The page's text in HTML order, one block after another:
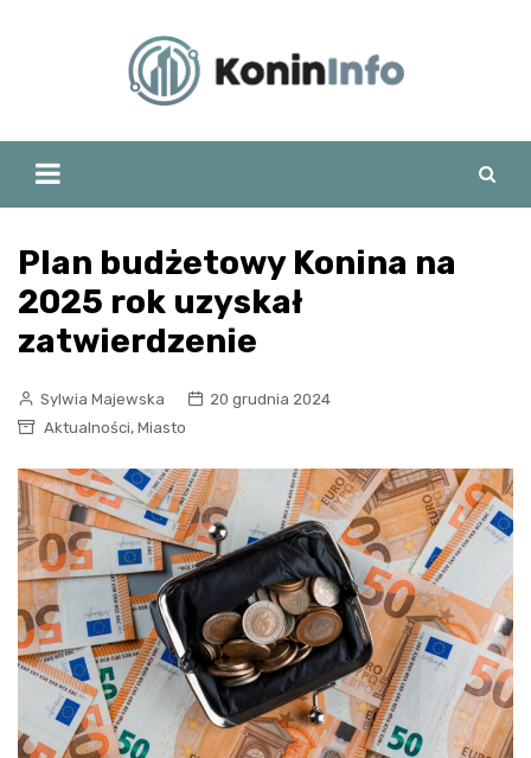
Plan budżetowy Konina na
2025 rok uzyskał
zatwierdzenie
Sylwia Majewska
20 grudnia 2024
Aktualności, Miasto